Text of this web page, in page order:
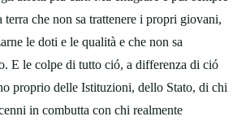
terra che non sa trattenere i propri giovani,
le doti e le qualità e che non sa
E le colpe di tutto ció, a differenza di ció
proprio delle Istituzioni, dello Stato, di chi
in combutta con chi realmente